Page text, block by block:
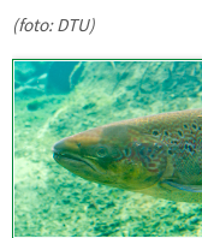
(foto: DTU)